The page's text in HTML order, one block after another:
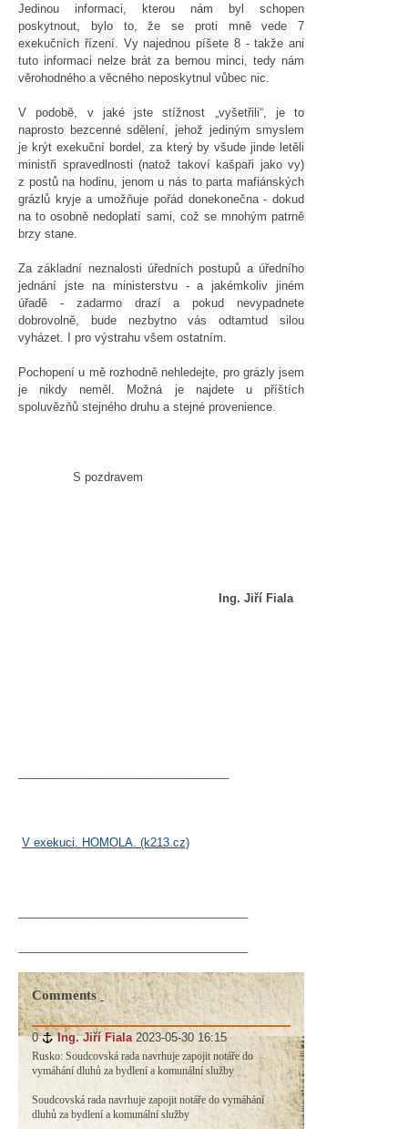
Jedinou informaci, kterou nám byl schopen
poskytnout, bylo to, že se proti mně vede 7
exekučních řízení. Vy najednou píšete 8 - takže ani
tuto informaci nelze brát za bernou minci, tedy nám
věrohodného a věcného neposkytnul vůbec nic.
V podobě, v jaké jste stížnost „vyšetřili“, je to
naprosto bezcenné sdělení, jehož jediným smyslem
je krýt exekuční bordel, za který by všude jinde letěli
ministři spravedlnosti (natož takoví kašpaři jako vy)
z postů na hodinu, jenom u nás to parta mafiánských
grázlů kryje a umožňuje pořád donekonečna - dokud
na to osobně nedoplatí sami, což se mnohým patrně
brzy stane.
Za základní neznalosti úředních postupů a úředního
jednání jste na ministerstvu - a jakémkoliv jiném
úřadě - zadarmo drazí a pokud nevypadnete
dobrovolně, bude nezbytno vás odtamtud silou
vyházet. I pro výstrahu všem ostatním.
Pochopení u mě rozhodně nehledejte, pro grázly jsem
je nikdy neměl. Možná je najdete u příštích
spoluvězňů stejného druhu a stejné provenience.
S pozdravem
Ing. Jiří Fiala
V exekuci. HOMOLA. (k213.cz)
Comments
0 # Ing. Jiří Fiala 2023-05-30 16:15
Rusko: Soudcovská rada navrhuje zapojit notáře do
vymáhání dluhů za bydlení a komunální služby
Soudcovská rada navrhuje zapojit notáře do vymáhání
dluhů za bydlení a komunální služby